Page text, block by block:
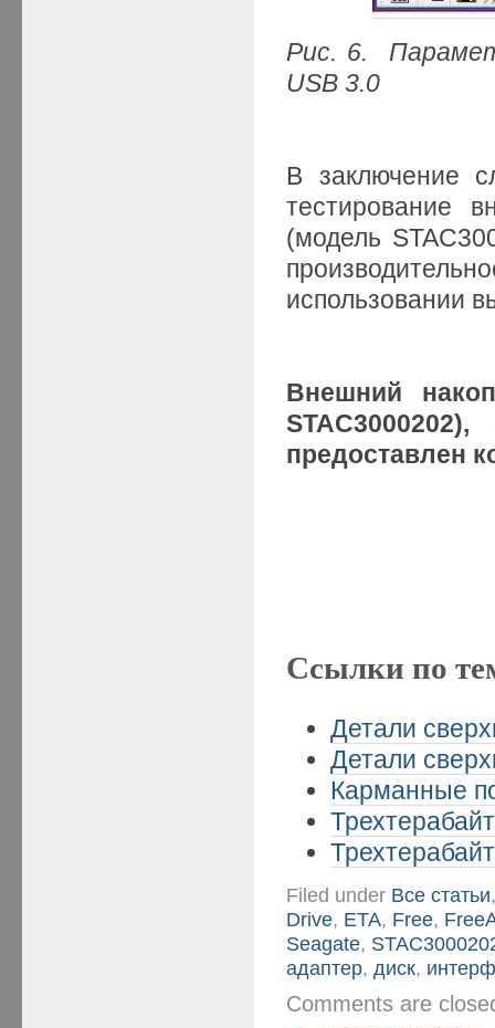
Рис. 6.
USB 3.0
В заключение
тестирование
(модель
использовании
Внешний
предоставлен
Ссылки по
Детали
Детали
Карманные
Filed under Все статьи
Drive, ETA, Free,
Seagate,
адаптер,диск,
Comments are